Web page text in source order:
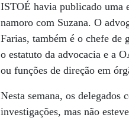
ISTOÉ havia publicado uma
namoro com Suzana. O
Farias, também é o chefe de
o estatuto da advocacia e a
ou funções de direção em
Nesta semana, os
investigações, mas não